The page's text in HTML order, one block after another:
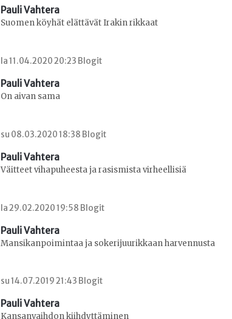
Pauli Vahtera
Suomen köyhät elättävät Irakin rikkaat
la 11.04.2020 20:23 Blogit
Pauli Vahtera
On aivan sama
su 08.03.2020 18:38 Blogit
Pauli Vahtera
Väitteet vihapuheesta ja rasismista virheellisiä
la 29.02.2020 19:58 Blogit
Pauli Vahtera
Mansikanpoimintaa ja sokerijuurikkaan harvennusta
su 14.07.2019 21:43 Blogit
Pauli Vahtera
Kansanvaihdon kiihdyttäminen